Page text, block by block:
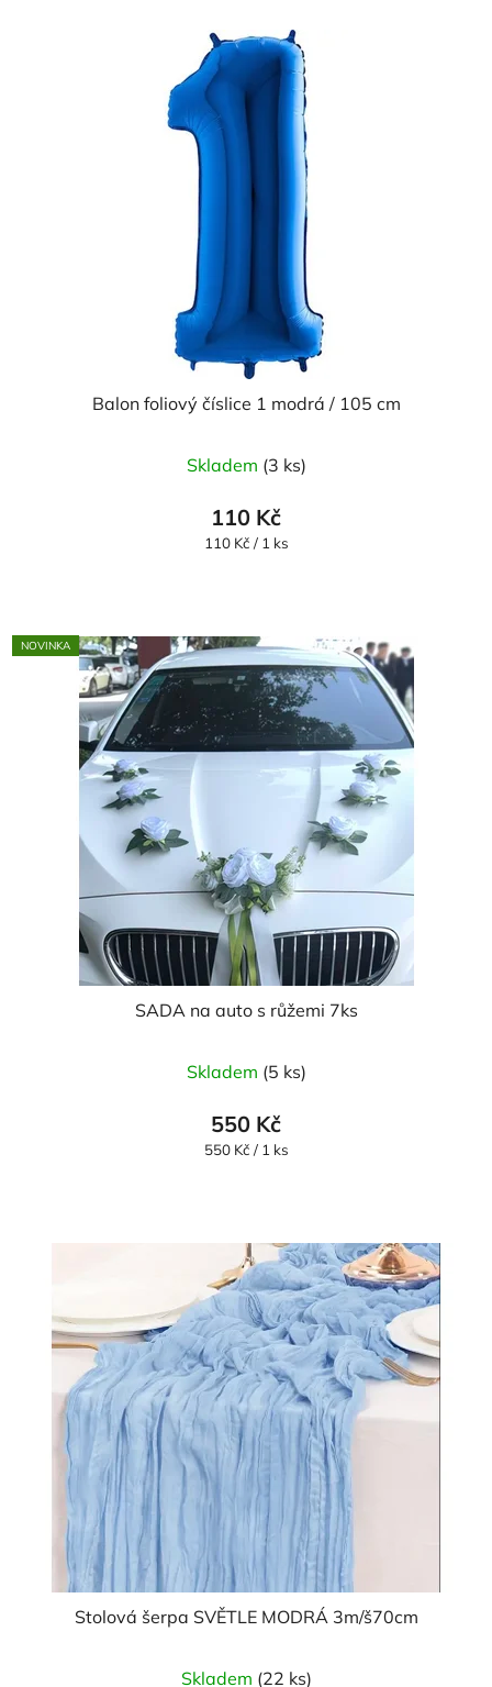
Balon foliový číslice 1 modrá / 105 cm
hodnocení
produktu
je
hvězdiček.
Skladem (3 ks)
110 Kč
Měrná
110 Kč / 1 ks
NOVINKA
SADA na auto s růžemi 7ks
Skladem (5 ks)
550 Kč
Měrná
550 Kč / 1 ks
Stolová šerpa SVĚTLE MODRÁ 3m/š70cm
Skladem (22 ks)